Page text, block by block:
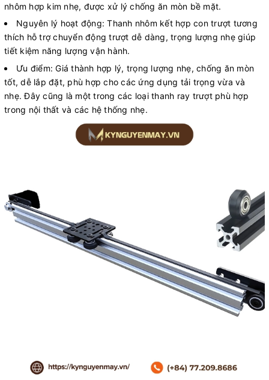
nhôm hợp kim nhẹ, được xử lý chống ăn mòn bề mặt.
Nguyên lý hoạt động: Thanh nhôm kết hợp con trượt tương
thích hỗ trợ chuyển động trượt dễ dàng, trọng lượng nhẹ giúp
tiết kiệm năng lượng vận hành.
Ưu điểm: Giá thành hợp lý, trọng lượng nhẹ, chống ăn mòn
tốt, dễ lắp đặt, phù hợp cho các ứng dụng tải trọng vừa và
nhẹ. Đây cũng là một trong các loại thanh ray trượt phù hợp
trong nội thất và các hệ thống nhẹ.